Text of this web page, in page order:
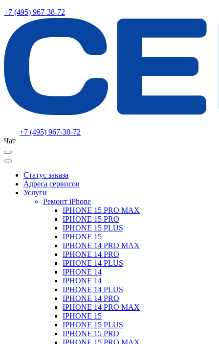
+7 (495) 967-38-72
+7 (495) 967-38-72
Чат
Статус заказа
Адреса сервисов
Услуги
Ремонт iPhone
IPHONE 15 PRO MAX
IPHONE 15 PRO
IPHONE 15 PLUS
IPHONE 15
IPHONE 14 PRO MAX
IPHONE 14 PRO
IPHONE 14 PLUS
IPHONE 14
IPHONE 14
IPHONE 14 PLUS
IPHONE 14 PRO
IPHONE 14 PRO MAX
IPHONE 15
IPHONE 15 PLUS
IPHONE 15 PRO
IPHONE 15 PRO MAX